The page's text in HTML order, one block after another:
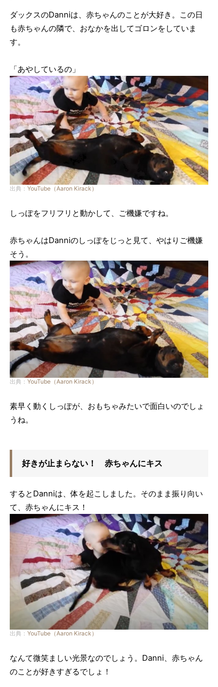
ダックスのDanniは、赤ちゃんのことが大好き。この日
も赤ちゃんの隣で、おなかを出してゴロンをしていま
す。
「あやしているの」
出典： YouTube（Aaron Kirack）
しっぽをフリフリと動かして、ご機嫌ですね。
赤ちゃんはDanniのしっぽをじっと見て、やはりご機嫌
そう。
出典： YouTube（Aaron Kirack）
素早く動くしっぽが、おもちゃみたいで面白いのでしょ
うね。
好きが止まらない！ 赤ちゃんにキス
するとDanniは、体を起こしました。そのまま振り向い
て、赤ちゃんにキス！
出典： YouTube（Aaron Kirack）
なんて微笑ましい光景なのでしょう。Danni、赤ちゃん
のことが好きすぎるでしょ！